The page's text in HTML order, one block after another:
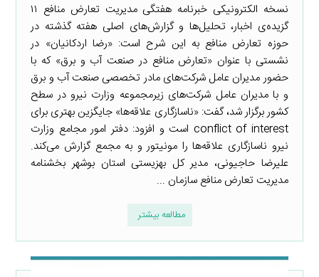
نسخه الکترونیکی خبرنامه هفتگی مدیریت تعارض منافع ۱۱
گزیده‌ی اخبار، تحلیل‌ها و گزارش‌های اصلی هفته گذشته در
حوزه تعارض منافع به این شرح است: «رضا اردکانیان» در
نشستی با عنوان «تعارض منافع در صنعت آب و برق» که با
حضور مدیران عامل شرکت‌های مادر تخصصی صنعت آب و برق
و با مدیران عامل شرکت‌های زیرمجموعه وزارت نیرو در سطح
کشور برگزار شد، گفت: «ناسازگاری علاقه‌ها» جایگزین بهتری برای
conflict of interest است و افزود: دفتر امور مجامع وزارت
نیرو ناسازگاری علاقه‌ها را مونیتور و به مجمع گزارش می‌کند.
علیرضا حاجیونی، مدیر کل بهزیستی استان بوشهر بخشنامه
مدیریت تعارض منافع سازمان ...
مطالعه بیشتر